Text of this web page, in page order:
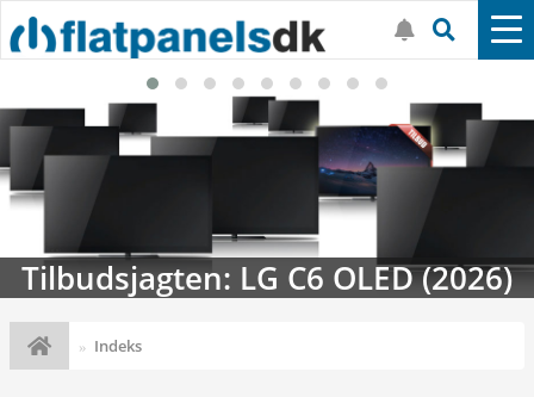
Tilbudsjagten: LG C6 OLED (2026)
Indeks